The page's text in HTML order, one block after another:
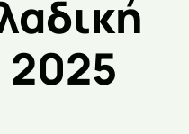
2025